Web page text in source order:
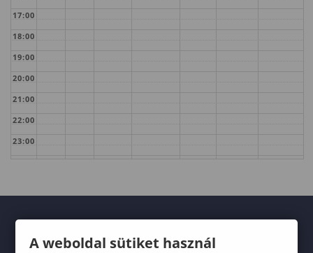
17:00
18:00
19:00
20:00
21:00
22:00
23:00
A weboldal sütiket használ